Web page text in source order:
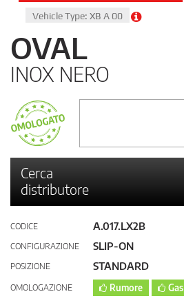
Vehicle Type: XB A 00
OVAL
INOX NERO
Cerca
distributore
CODICE A.017.LX2B
CONFIGURAZIONE SLIP-ON
POSIZIONE STANDARD
OMOLOGAZIONE Rumore Gas